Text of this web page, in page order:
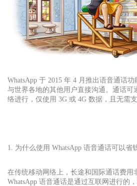
WhatsApp 于 2015 年 4 月推出语音通话
与世界各地的其他用户直接沟通。通话可
络进行，仅使用 3G 或 4G 数据，且无需
1. 为什么使用 WhatsApp 语音通话可以省
在传统移动网络上，长途和国际通话费用
WhatsApp 语音通话是通过互联网进行的